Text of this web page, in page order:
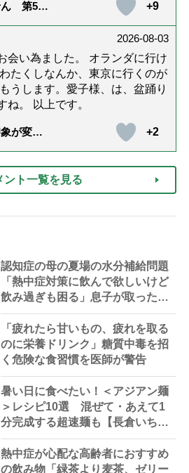
ん 第500
+9
2026-08-03
会い為ました。 オランダに行け
たくしなんか、東京に行くのが
うします。愛子様、は、盆踊り
ね。 以上です。
が変
涼しげ
+2
ント一覧を見る
認知症の母の夏場の水分補給問題
「熱中症対策に飲んで欲しいけど
飲み過ぎも困る」息子が取った対
策
「疲れたら甘いもの、疲れを取る
のに栄養ドリンク」糖質中毒を招
く危険な食習慣を医師が警告
暑い日に食べたい！＜アジアン麺
＞レシピ10選 混ぜて・あえて1
分完成する超速麺も【長倉いちず
さん】
熱中症が心配な高齢者におすすめ
の飲み物「緑茶より麦茶、ゼリー